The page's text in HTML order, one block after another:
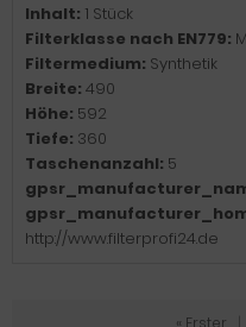
Inhalt: 1 Stück
Filterklasse nach EN779:
Filtermedium: Synthetik
Breite: 490
Höhe: 592
Tiefe: 360
Taschenanzahl: 5
http://www.filterprofi24.de
« Erster